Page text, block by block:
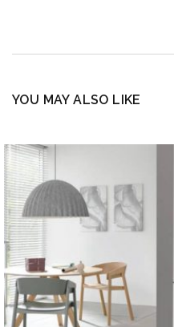
YOU MAY ALSO LIKE